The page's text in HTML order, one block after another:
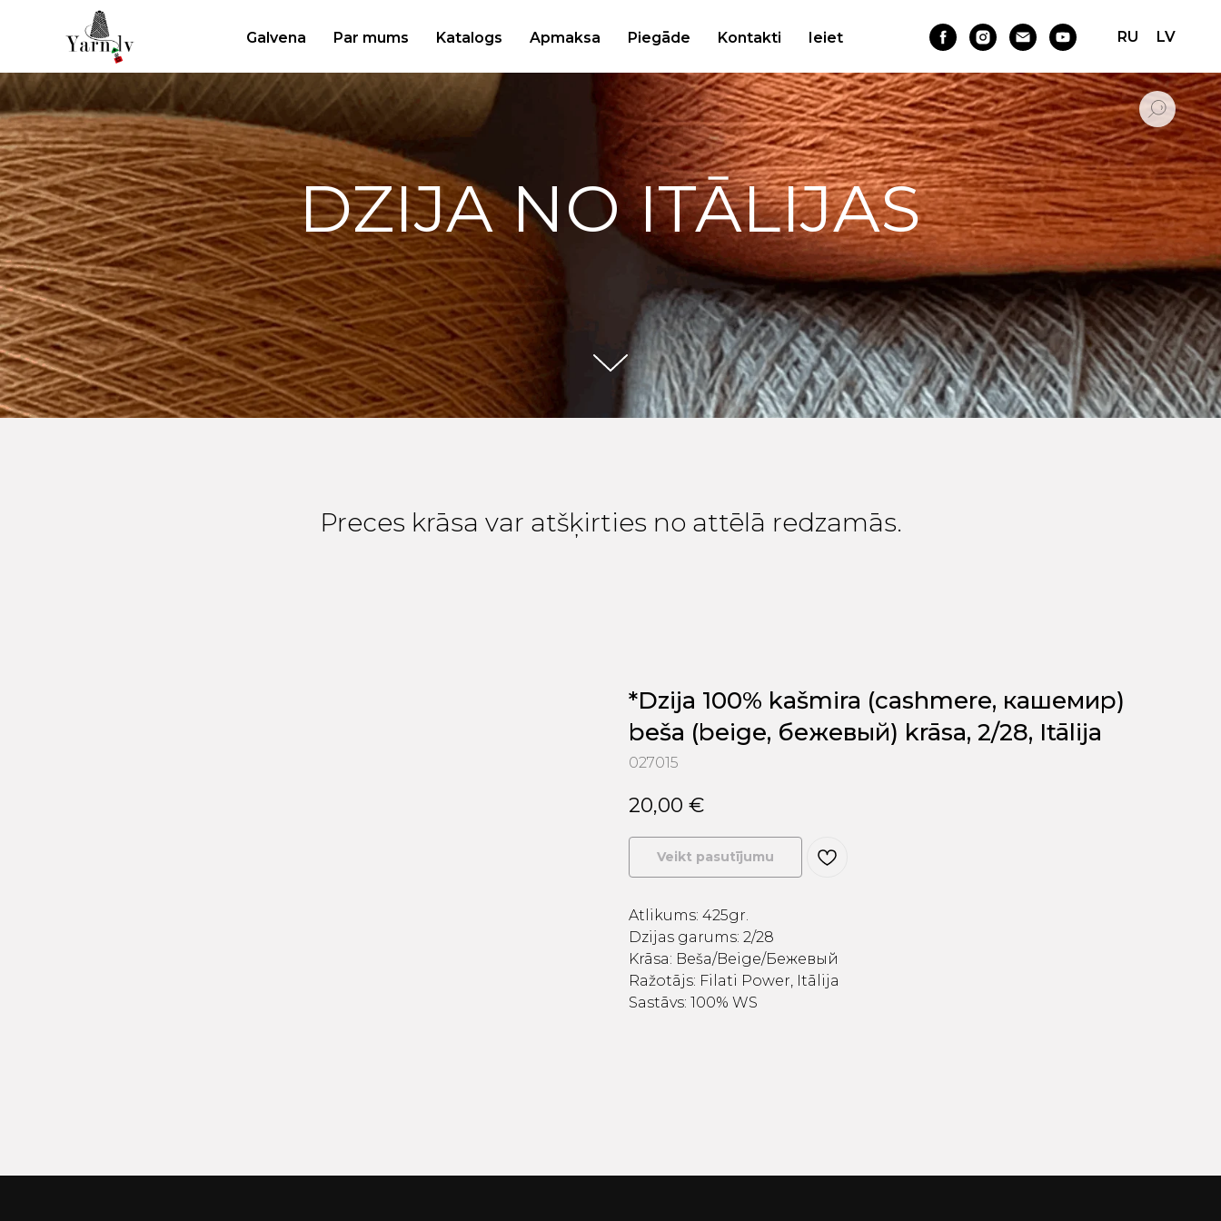
Galvena Par mums Katalogs Apmaksa Piegāde Kontakti Ieiet RU LV
DZIJA NO ITĀLIJAS
Preces krāsa var atšķirties no attēlā redzamās.
*Dzija 100% kašmira (cashmere, кашемир)
beša (beige, бежевый) krāsa, 2/28, Itālija
027015
20,00 €
Veikt pasutījumu
Atlikums: 425gr.
Dzijas garums: 2/28
Krāsa: Beša/Beige/Бежевый
Ražotājs: Filati Power, Itālija
Sastāvs: 100% WS